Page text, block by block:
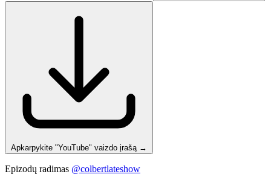
Apkarpykite "YouTube" vaizdo įrašą →
Epizodų radimas @colbertlateshow